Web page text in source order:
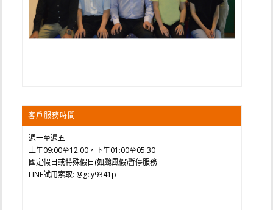
客戶服務時間
週一至週五
上午09:00至12:00，下午01:00至05:30
國定假日或特殊假日(如颱風假)暫停服務
LINE試用索取: @gcy9341p